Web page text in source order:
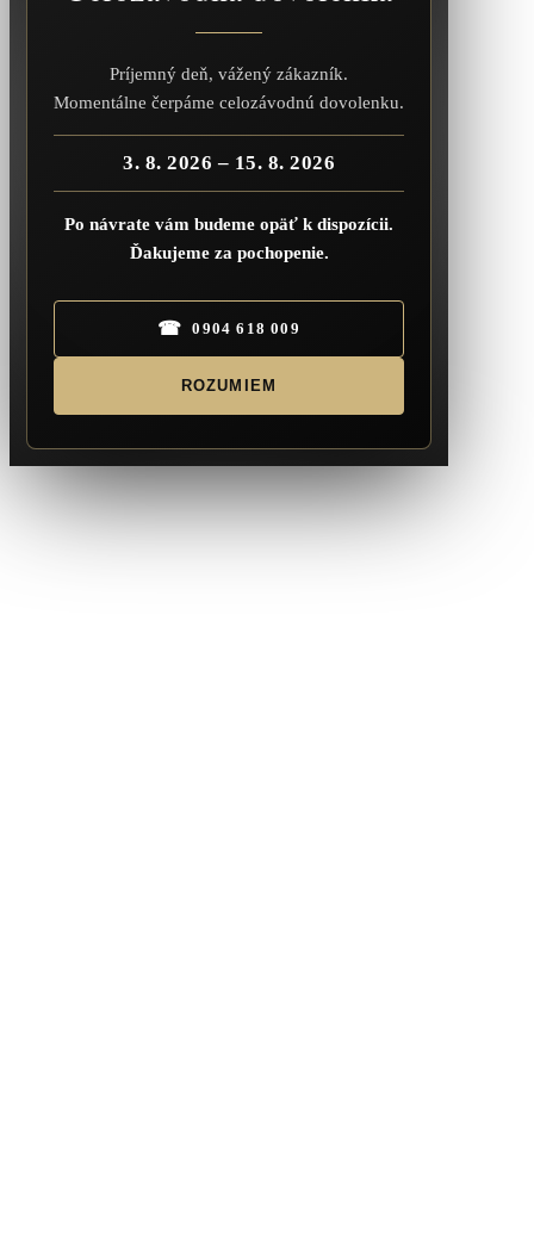
Príjemný deň, vážený zákazník.
Momentálne čerpáme celozávodnú dovolenku.
3. 8. 2026 – 15. 8. 2026
Po návrate vám budeme opäť k dispozícii.
Ďakujeme za pochopenie.
☎ 0904 618 009
ROZUMIEM